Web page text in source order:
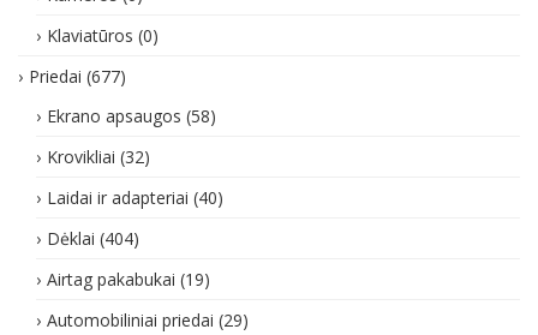
Klaviatūros (0)
Priedai (677)
Ekrano apsaugos (58)
Krovikliai (32)
Laidai ir adapteriai (40)
Dėklai (404)
Airtag pakabukai (19)
Automobiliniai priedai (29)